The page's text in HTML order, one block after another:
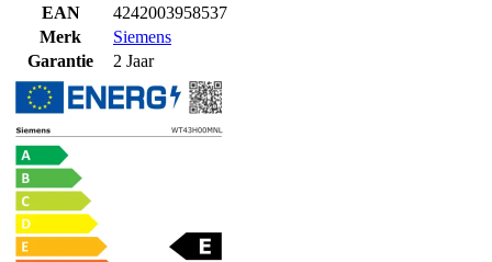
EAN
4242003958537
Merk
Siemens
Garantie
2 Jaar